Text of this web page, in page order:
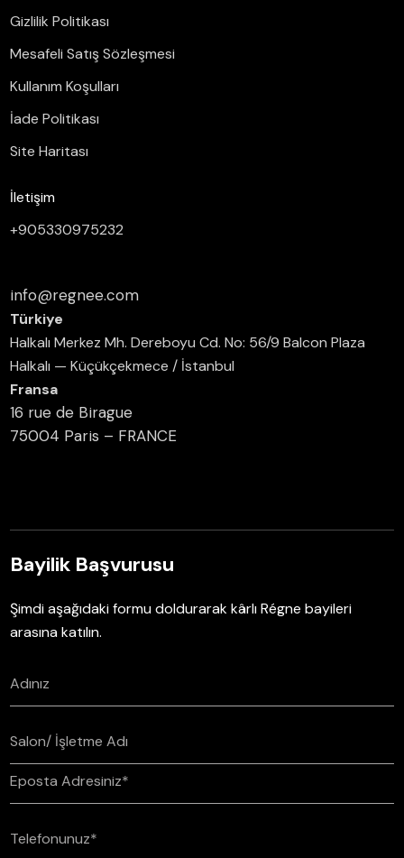
Gizlilik Politikası
Mesafeli Satış Sözleşmesi
Kullanım Koşulları
İade Politikası
Site Haritası
İletişim
+905330975232
info@regnee.com
Türkiye
Halkalı Merkez Mh. Dereboyu Cd. No: 56/9 Balcon Plaza
Halkalı — Küçükçekmece / İstanbul
Fransa
16 rue de Birague
75004 Paris – FRANCE
Bayilik Başvurusu
Şimdi aşağıdaki formu doldurarak kârlı Régne bayileri
arasına katılın.